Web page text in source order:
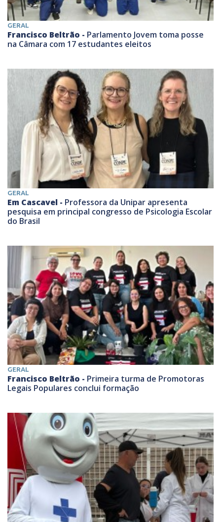
GERAL
Francisco Beltrão - Parlamento Jovem toma posse
na Câmara com 17 estudantes eleitos
GERAL
Em Cascavel - Professora da Unipar apresenta
pesquisa em principal congresso de Psicologia Escolar
do Brasil
GERAL
Francisco Beltrão - Primeira turma de Promotoras
Legais Populares conclui formação